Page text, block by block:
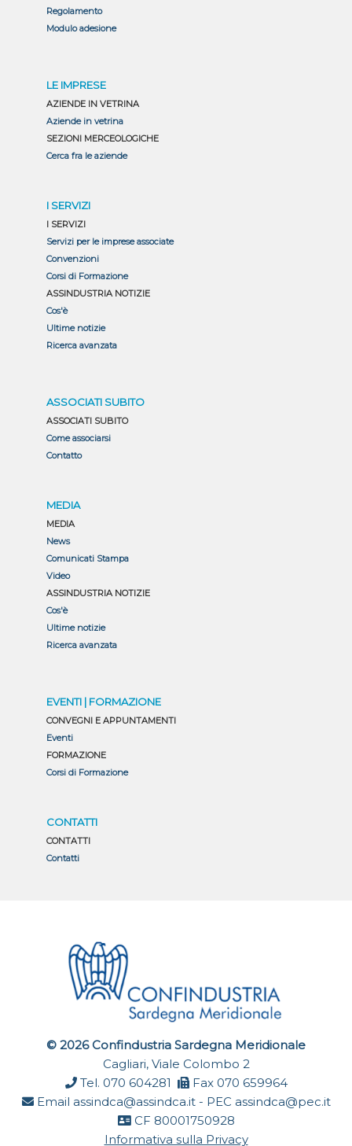
Regolamento
Modulo adesione
LE IMPRESE
AZIENDE IN VETRINA
Aziende in vetrina
SEZIONI MERCEOLOGICHE
Cerca fra le aziende
I SERVIZI
I SERVIZI
Servizi per le imprese associate
Convenzioni
Corsi di Formazione
ASSINDUSTRIA NOTIZIE
Cos'è
Ultime notizie
Ricerca avanzata
ASSOCIATI SUBITO
ASSOCIATI SUBITO
Come associarsi
Contatto
MEDIA
MEDIA
News
Comunicati Stampa
Video
ASSINDUSTRIA NOTIZIE
Cos'è
Ultime notizie
Ricerca avanzata
EVENTI | FORMAZIONE
CONVEGNI E APPUNTAMENTI
Eventi
FORMAZIONE
Corsi di Formazione
CONTATTI
CONTATTI
Contatti
© 2026 Confindustria Sardegna Meridionale
Cagliari, Viale Colombo 2
Tel. 070 604281
Fax 070 659964
Email assindca@assindca.it- PEC assindca@pec.it
CF 80001750928
Informativa sulla Privacy